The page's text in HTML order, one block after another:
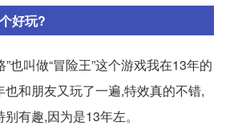
好玩?
也叫做“冒险王”这个游戏我在13年的
和朋友又玩了一遍,特效真的不错,
有趣,因为是13年左。